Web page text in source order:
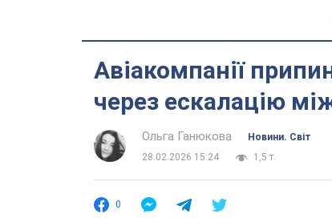
Авіакомпанії
через ескалацію
Ольга Ганюкова
Новини. Світ
28.02.2026 15:24
1,5 т.
0